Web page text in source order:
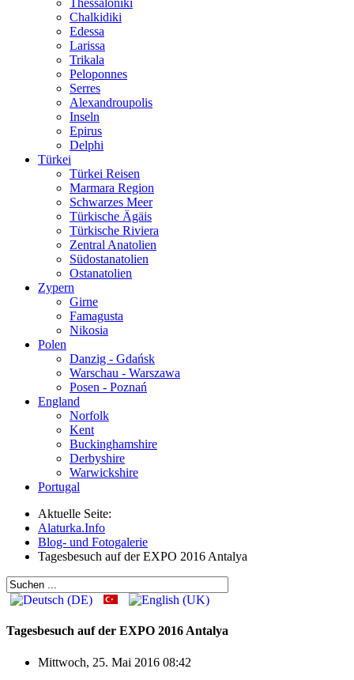
Thessaloniki
Chalkidiki
Edessa
Larissa
Trikala
Peloponnes
Serres
Alexandroupolis
Inseln
Epirus
Delphi
Türkei
Türkei Reisen
Marmara Region
Schwarzes Meer
Türkische Ägäis
Türkische Riviera
Zentral Anatolien
Südostanatolien
Ostanatolien
Zypern
Girne
Famagusta
Nikosia
Polen
Danzig - Gdańsk
Warschau - Warszawa
Posen - Poznań
England
Norfolk
Kent
Buckinghamshire
Derbyshire
Warwickshire
Portugal
Aktuelle Seite:
Alaturka.Info
Blog- und Fotogalerie
Tagesbesuch auf der EXPO 2016 Antalya
Tagesbesuch auf der EXPO 2016 Antalya
Mittwoch, 25. Mai 2016 08:42